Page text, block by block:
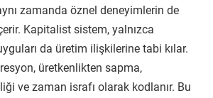
zamanda öznel deneyimlerin de
Kapitalist sistem, yalnızca
da üretim ilişkilerine tabi kılar.
üretkenlikten sapma,
ve zaman israfı olarak kodlanır. Bu